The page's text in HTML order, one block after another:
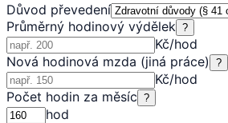
Důvod převedení
Průměrný hodinový výdělek ?
Kč/hod
Nová hodinová mzda (jiná práce)
?
Kč/hod
Počet hodin za měsíc ?
hod